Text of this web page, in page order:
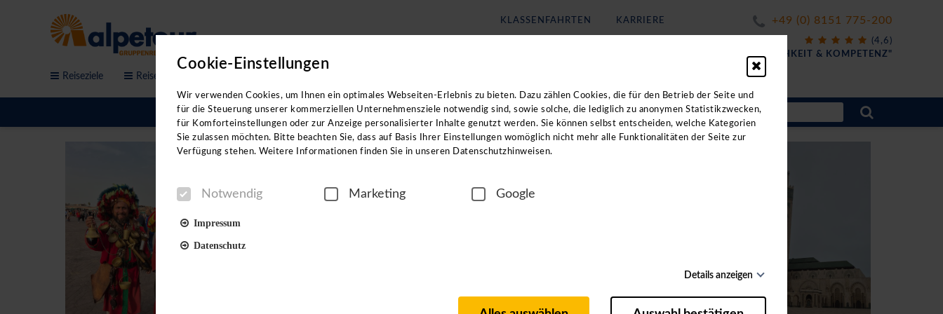
KLASSENFAHRTEN KARRIERE +49 (0) 8151 775-200
(4,6)
"FREUNDLICHKEIT & KOMPETENZ"
Reiseziele Reisethemen
X
Sichern Sie sich jetzt den exklusiven Zugang zu unseren digitalen
Workshops!
Sie sind auf der Suche nach neuen Reisezielen? In unseren ca. einstündigen
Videovorträgen erhalten Sie:
- direkte Kontakte in der jeweiligen Region
- eine Menge Insidertipps
Cookie-Einstellungen
Wir verwenden Cookies, um Ihnen ein optimales Webseiten-Erlebnis zu bieten. Dazu zählen Cookies, die für den Betrieb der Seite und
für die Steuerung unserer kommerziellen Unternehmensziele notwendig sind, sowie solche, die lediglich zu anonymen Statistikzwecken,
für Komforteinstellungen oder zur Anzeige personalisierter Inhalte genutzt werden. Sie können selbst entscheiden, welche Kategorien
Sie zulassen möchten. Bitte beachten Sie, dass auf Basis Ihrer Einstellungen womöglich nicht mehr alle Funktionalitäten der Seite zur
Verfügung stehen. Weitere Informationen finden Sie in unseren Datenschutzhinweisen.
Notwendig Marketing Google
Impressum
Datenschutz
Details anzeigen